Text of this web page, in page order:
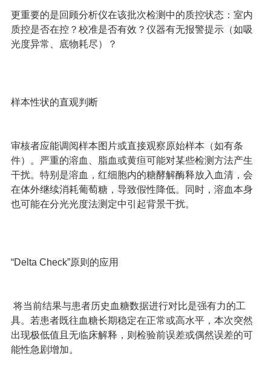
更重要的是回顾分析仪在该批次检测中的质控状态：室内
质控是否在控？校准是否有效？仪器有无报警提示（如吸
光度异常、底物耗尽）？
样本性状的直观判断
审核者应能调阅样本图片或直接观察原始样本（如有条
件）。严重的溶血、脂血或黄疸可能对某些检测方法产生
干扰。特别是溶血，红细胞内的糖酵解酶释放入血清，会
在体外继续消耗葡萄糖，导致假性降低。同时，溶血本身
也可能在分光光度法测定中引起背景干扰。
“Delta Check”原则的应用
将当前结果与患者历史血糖数据进行对比是强有力的工
具。若患者既往血糖长期稳定在正常或高水平，本次突然
出现极低值且无临床解释，则检验前误差或偶然误差的可
能性急剧增加。